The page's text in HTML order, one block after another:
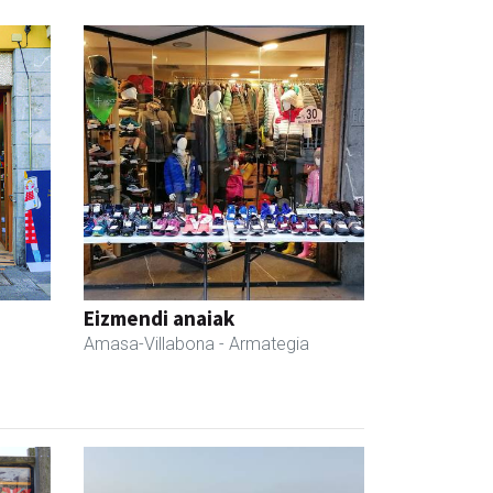
Eizmendi anaiak
Amasa-Villabona - Armategia